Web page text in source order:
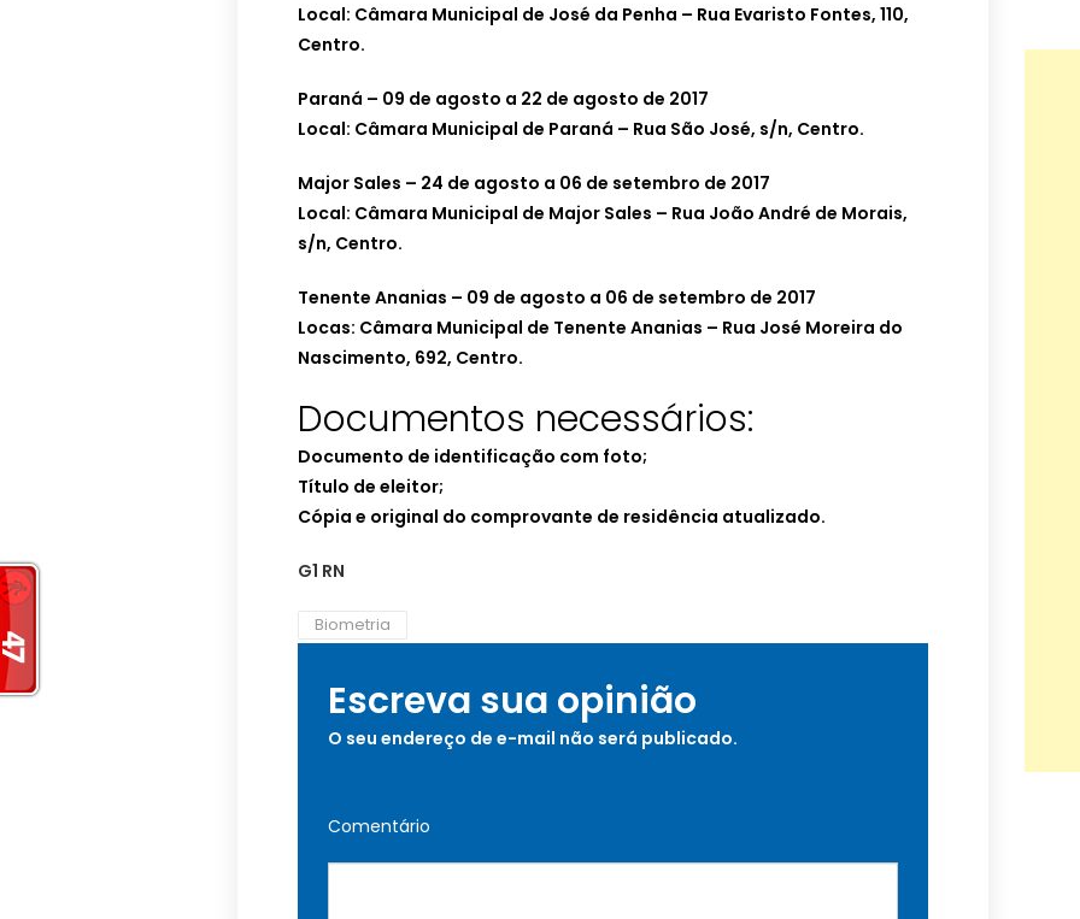
Local: Câmara Municipal de José da Penha – Rua Evaristo Fontes, 110,
Centro.
Paraná – 09 de agosto a 22 de agosto de 2017
Local: Câmara Municipal de Paraná – Rua São José, s/n, Centro.
Major Sales – 24 de agosto a 06 de setembro de 2017
Local: Câmara Municipal de Major Sales – Rua João André de Morais,
s/n, Centro.
Tenente Ananias – 09 de agosto a 06 de setembro de 2017
Locas: Câmara Municipal de Tenente Ananias – Rua José Moreira do
Nascimento, 692, Centro.
Documentos necessários:
Documento de identificação com foto;
Título de eleitor;
Cópia e original do comprovante de residência atualizado.
G1 RN
Biometria
Escreva sua opinião
O seu endereço de e-mail não será publicado.
Comentário